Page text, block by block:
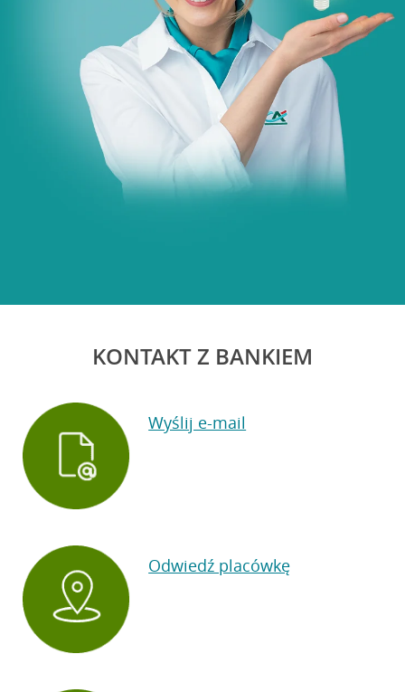
KONTAKT Z BANKIEM
Wyślij e-mail
Odwiedź placówkę